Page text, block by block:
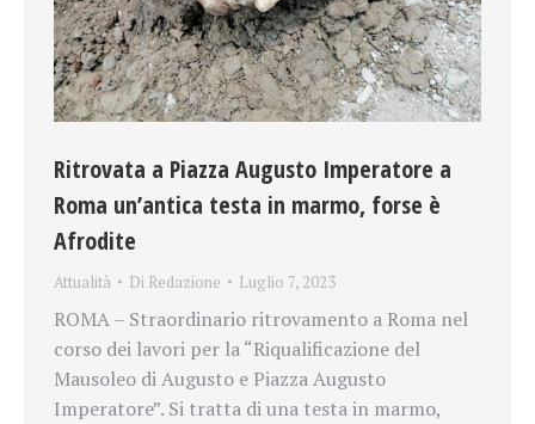
Ritrovata a Piazza Augusto Imperatore a
Roma un’antica testa in marmo, forse è
Afrodite
Attualità Di Redazione Luglio 7, 2023
ROMA – Straordinario ritrovamento a Roma nel
corso dei lavori per la “Riqualificazione del
Mausoleo di Augusto e Piazza Augusto
Imperatore”. Si tratta di una testa in marmo,